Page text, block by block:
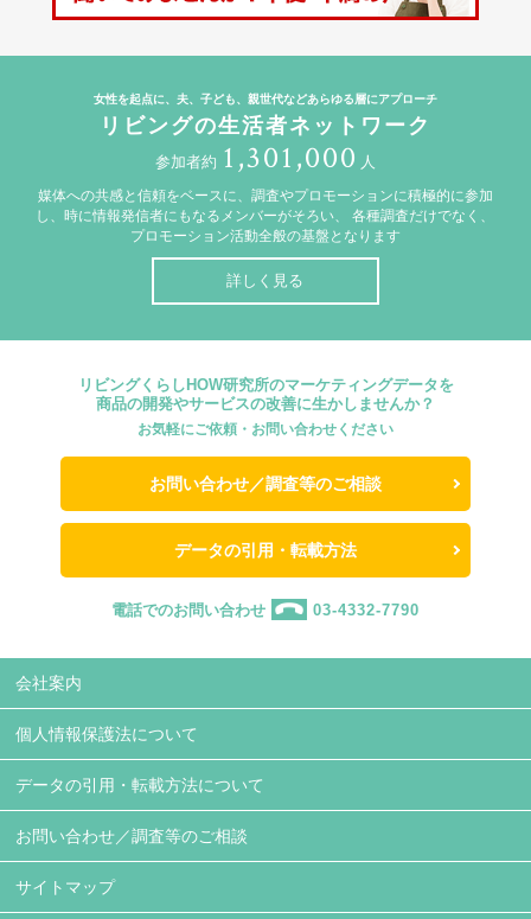
女性を起点に、夫、子ども、親世代などあらゆる層にアプローチ
リビングの生活者ネットワーク
参加者約 1,301,000 人
媒体への共感と信頼をベースに、調査やプロモーションに積極的に参加
し、時に情報発信者にもなるメンバーがそろい、
各種調査だけでなく、
プロモーション活動全般の基盤となります
詳しく見る
リビングくらしHOW研究所のマーケティングデータを
商品の開発やサービスの改善に生かしませんか？
お気軽にご依頼・お問い合わせください
お問い合わせ／調査等のご相談
データの引用・転載方法
電話でのお問い合わせ 03-4332-7790
会社案内
個人情報保護法について
データの引用・転載方法について
お問い合わせ／調査等のご相談
サイトマップ